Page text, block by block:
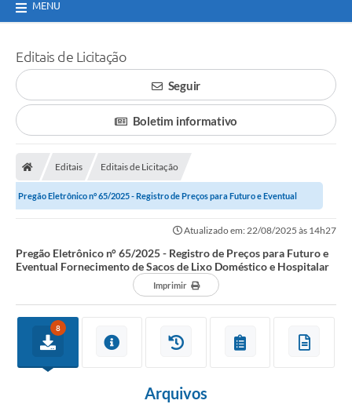
MENU
Editais de Licitação
Seguir
Boletim informativo
Editais Editais de Licitação
Pregão Eletrônico n° 65/2025 - Registro de Preços para Futuro e Eventual
Atualizado em: 22/08/2025 às 14h27
Pregão Eletrônico n° 65/2025 - Registro de Preços para Futuro e
Eventual Fornecimento de Sacos de Lixo Doméstico e Hospitalar
Imprimir
8
Arquivos